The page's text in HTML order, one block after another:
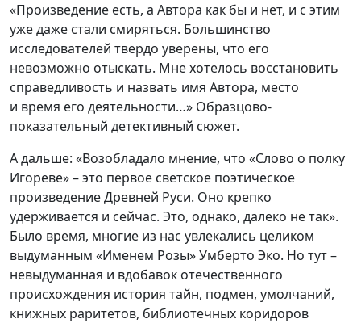
«Произведение есть, а Автора как бы и нет, и с этим
уже даже стали смиряться. Большинство
исследователей твердо уверены, что его
невозможно отыскать. Мне хотелось восстановить
справедливость и назвать имя Автора, место
и время его деятельности…» Образцово-
показательный детективный сюжет.
А дальше: «Возобладало мнение, что «Слово о полку
Игореве» – это первое светское поэтическое
произведение Древней Руси. Оно крепко
удерживается и сейчас. Это, однако, далеко не так».
Было время, многие из нас увлекались целиком
выдуманным «Именем Розы» Умберто Эко. Но тут –
невыдуманная и вдобавок отечественного
происхождения история тайн, подмен, умолчаний,
книжных раритетов, библиотечных коридоров